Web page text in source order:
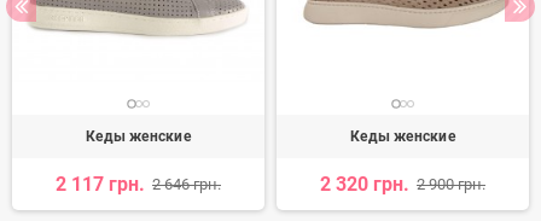
Кеды женские
2 117 грн. 2 646 грн.
Кеды женские
2 320 грн. 2 900 грн.